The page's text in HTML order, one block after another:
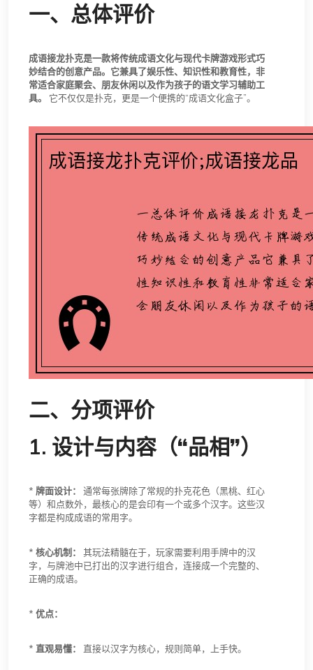
一、总体评价
成语接龙扑克是一款将传统成语文化与现代卡牌游戏形式巧
妙结合的创意产品。它兼具了娱乐性、知识性和教育性，非
常适合家庭聚会、朋友休闲以及作为孩子的语文学习辅助工
具。
它不仅仅是扑克，更是一个便携的“成语文化盒子”。
二、分项评价
1. 设计与内容（“品相”）
* 牌面设计：
通常每张牌除了常规的扑克花色（黑桃、红心
等）和点数外，最核心的是会印有一个或多个汉字。这些汉
字都是构成成语的常用字。
* 核心机制：
其玩法精髓在于，玩家需要利用手牌中的汉
字，与牌池中已打出的汉字进行组合，连接成一个完整的、
正确的成语。
* 优点：
* 直观易懂： 直接以汉字为核心，规则简单，上手快。